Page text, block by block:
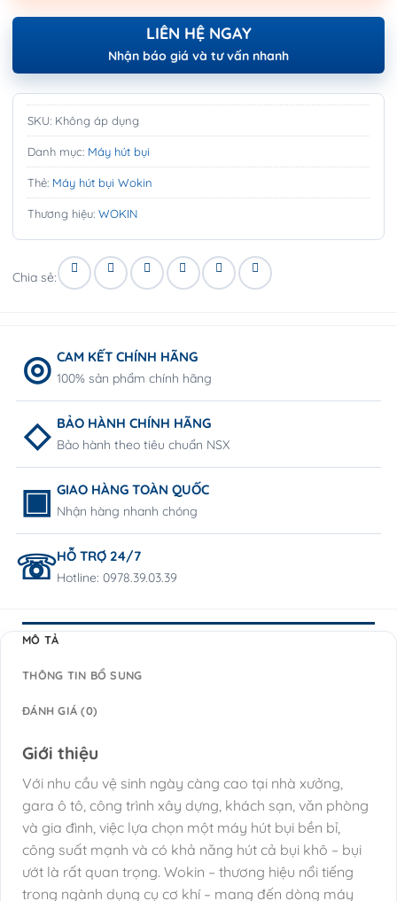
LIÊN HỆ NGAY
Nhận báo giá và tư vấn nhanh
SKU: Không áp dụng
Danh mục: Máy hút bụi
Thẻ: Máy hút bụi Wokin
Thương hiệu: WOKIN
Chia sẻ:
CAM KẾT CHÍNH HÃNG
100% sản phẩm chính hãng
BẢO HÀNH CHÍNH HÃNG
Bảo hành theo tiêu chuẩn NSX
GIAO HÀNG TOÀN QUỐC
Nhận hàng nhanh chóng
HỖ TRỢ 24/7
Hotline: 0978.39.03.39
MÔ TẢ
THÔNG TIN BỔ SUNG
ĐÁNH GIÁ (0)
Giới thiệu
Với nhu cầu vệ sinh ngày càng cao tại nhà xưởng,
gara ô tô, công trình xây dựng, khách sạn, văn phòng
và gia đình, việc lựa chọn một máy hút bụi bền bỉ,
công suất mạnh và có khả năng hút cả bụi khô – bụi
ướt là rất quan trọng. Wokin – thương hiệu nổi tiếng
trong ngành dụng cụ cơ khí – mang đến dòng máy